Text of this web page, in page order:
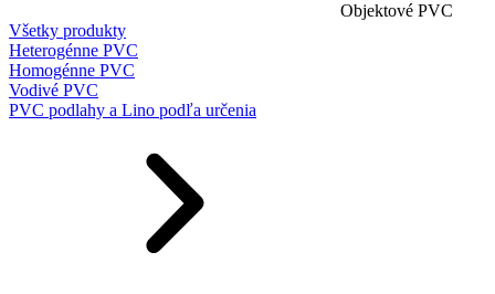
Objektové PVC
Všetky produkty
Heterogénne PVC
Homogénne PVC
Vodivé PVC
PVC podlahy a Lino podľa určenia